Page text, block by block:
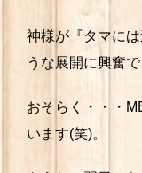
神様が『タマに
うな展開に興奮で
おそらく・・・
います(笑)。